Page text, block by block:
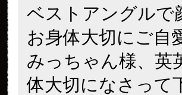
ベストアングルで
お身体大切にご自
みっちゃん様、英
体大切になさって